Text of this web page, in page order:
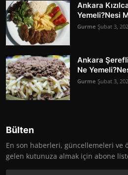
Ankara
Yemeli?Nesi
Gurme Şubat 3,
Ankara
Ne
Gurme Şubat 3,
Bülten
En son haberleri, güncellemeleri ve
gelen kutunuza almak için abone